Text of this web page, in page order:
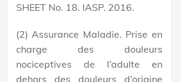
SHEET No. 18. IASP. 2016.
(2) Assurance Maladie. Prise en
charge des douleurs
nociceptives de l’adulte en
dehors des douleurs d’origine